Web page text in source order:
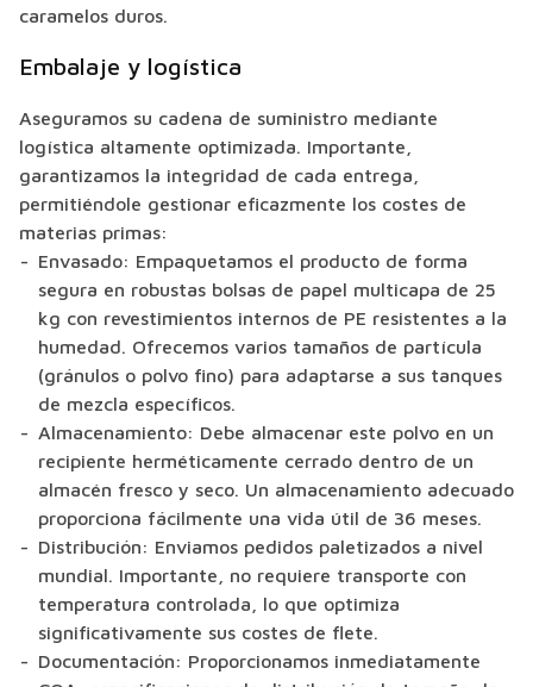
caramelos duros.
Embalaje y logística
Aseguramos su cadena de suministro mediante
logística altamente optimizada. Importante,
garantizamos la integridad de cada entrega,
permitiéndole gestionar eficazmente los costes de
materias primas:
Envasado: Empaquetamos el producto de forma
segura en robustas bolsas de papel multicapa de 25
kg con revestimientos internos de PE resistentes a la
humedad. Ofrecemos varios tamaños de partícula
(gránulos o polvo fino) para adaptarse a sus tanques
de mezcla específicos.
Almacenamiento: Debe almacenar este polvo en un
recipiente herméticamente cerrado dentro de un
almacén fresco y seco. Un almacenamiento adecuado
proporciona fácilmente una vida útil de 36 meses.
Distribución: Enviamos pedidos paletizados a nivel
mundial. Importante, no requiere transporte con
temperatura controlada, lo que optimiza
significativamente sus costes de flete.
Documentación: Proporcionamos inmediatamente